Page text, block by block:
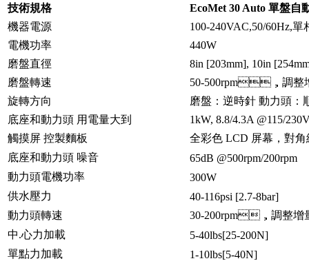
技術規格
EcoMet 30 Auto 單盤自
機器電源
100-240VAC,50/60Hz,單
電機功率
440W
磨盤直徑
8in [203mm], 10in
磨盤轉速
50-500rpm，調整
旋轉方向
磨盤：逆時針 動力頭
底座和動力頭 用電量大到
1kW, 8.8/4.3A @115/
觸摸屏 控製麵板
全彩色 LCD 屏幕，對
底座和動力頭 噪音
65dB @500rpm/200rpm
動力頭電機功率
300W
供水壓力
40-116psi [2.7-8bar]
動力頭轉速
30-200rpm，調整增
中.心力加載
5-40lbs[25-200N]
單點力加載
1-10lbs[5-40N]